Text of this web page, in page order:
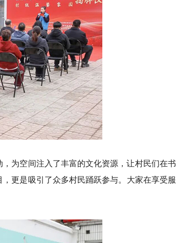
为空间注入了丰富的文化资源，让村民们在
更是吸引了众多村民踊跃参与。大家在享受